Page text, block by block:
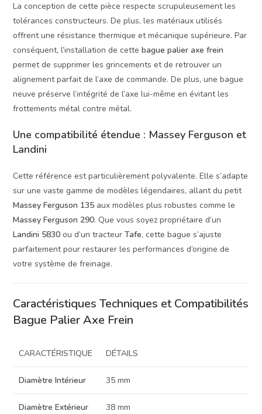
La conception de cette pièce respecte scrupuleusement les
tolérances constructeurs. De plus, les matériaux utilisés
offrent une résistance thermique et mécanique supérieure. Par
conséquent, l’installation de cettebague palier axe frein
permet de supprimer les grincements et de retrouver un
alignement parfait de l’axe de commande. De plus, une bague
neuve préserve l’intégrité de l’axe lui-même en évitant les
frottements métal contre métal.
Une compatibilité étendue : Massey Ferguson et
Landini
Cette référence est particulièrement polyvalente. Elle s’adapte
sur une vaste gamme de modèles légendaires, allant du petit
Massey Ferguson 135 aux modèles plus robustes comme le
Massey Ferguson 290. Que vous soyez propriétaire d’un
Landini 5830 ou d’un tracteurTafe, cette bague s’ajuste
parfaitement pour restaurer les performances d’origine de
votre système de freinage.
Caractéristiques Techniques et Compatibilités
Bague Palier Axe Frein
CARACTÉRISTIQUE DÉTAILS
Diamètre Intérieur 35 mm
Diamètre Extérieur 38 mm